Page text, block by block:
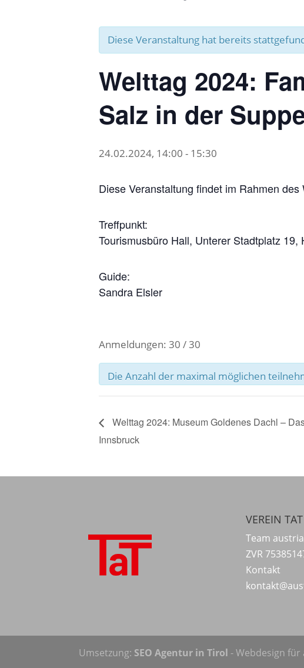
Diese Veranstaltung hat bereits
Welttag 2024:
Salz in der
24.02.2024, 14:00 - 15:30
Diese Veranstaltung findet im Rahmen
Treffpunkt:
Tourismusbüro Hall, Unterer Stadtplatz 19,
Guide:
Sandra Elsler
Anmeldungen: 30 / 30
Die Anzahl der maximal möglichen
Welttag 2024: Museum Goldenes Dachl –
Innsbruck
VEREIN TAT
Team
ZVR
Kontakt
Umsetzung: SEO Agentur in Tirol - Webdesign für